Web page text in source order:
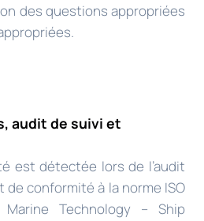
des questions appropriées
audit de suivi et
est détectée lors de l’audit
de conformité à la norme ISO
Technology – Ship